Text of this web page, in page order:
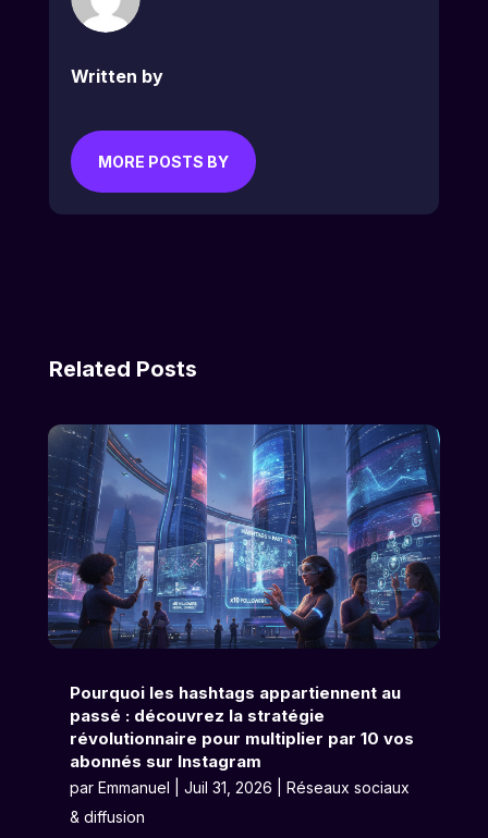
Written by
MORE POSTS BY
Related Posts
Pourquoi les hashtags appartiennent au
passé : découvrez la stratégie
révolutionnaire pour multiplier par 10 vos
abonnés sur Instagram
par Emmanuel Juil 31, 2026
Réseaux sociaux
& diffusion